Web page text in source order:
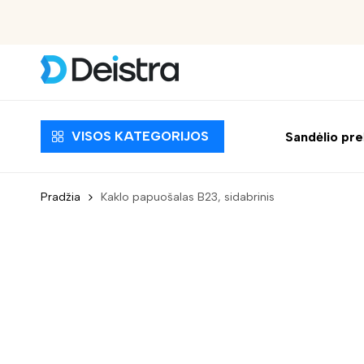
VISOS KATEGORIJOS Sandėlio
Pradžia Kaklo papuošalas B23, sidabrinis